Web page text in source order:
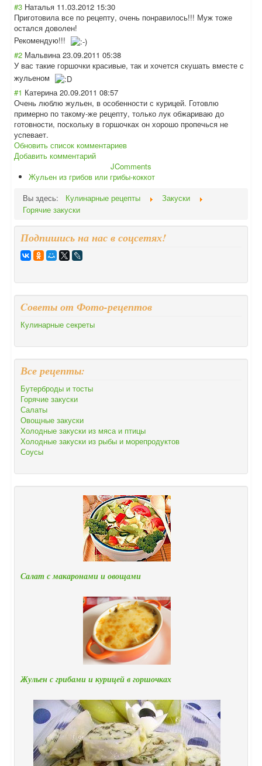
#3 Наталья 11.03.2012 15:30
Приготовила все по рецепту, очень понравилось!!! Муж тоже
остался доволен!
Рекомендую!!!
#2 Мальвина 23.09.2011 05:38
У вас такие горшочки красивые, так и хочется скушать вместе с
жульеном
#1 Катерина 20.09.2011 08:57
Очень люблю жульен, в особенности с курицей. Готовлю
примерно по такому-же рецепту, только лук обжариваю до
готовности, поскольку в горшочках он хорошо пропечься не
успевает.
Обновить список комментариев
Добавить комментарий
JComments
Жульен из грибов или грибы-коккот
Вы здесь:
Кулинарные рецепты
Закуски
Горячие закуски
Подпишись на нас в соцсетях!
Cоветы от Фото-рецептов
Кулинарные секреты
Все рецепты:
Бутерброды и тосты
Горячие закуски
Салаты
Овощные закуски
Холодные закуски из мяса и птицы
Холодные закуски из рыбы и морепродуктов
Соусы
Салат с макаронами и овощами
Жульен с грибами и курицей в горшочках